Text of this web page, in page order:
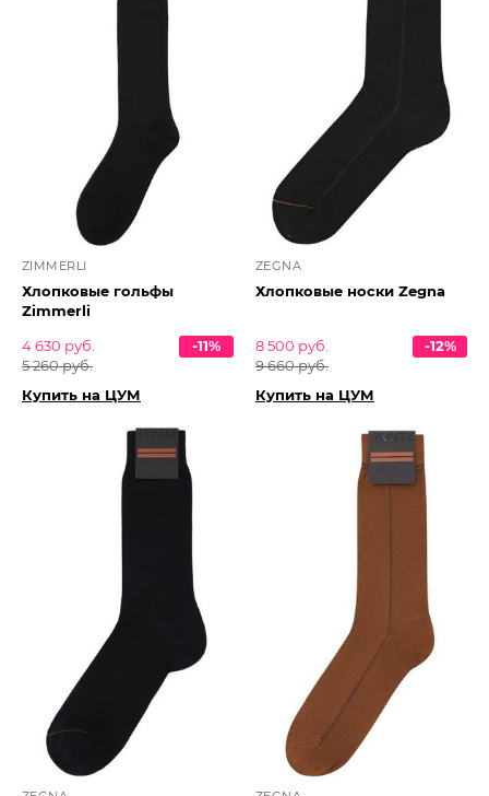
ZIMMERLI
Хлопковые гольфы
Zimmerli
4 630 руб.
5 260 руб.
-11%
Купить на ЦУМ
ZEGNA
Хлопковые носки Zegna
8 500 руб.
9 660 руб.
-12%
Купить на ЦУМ